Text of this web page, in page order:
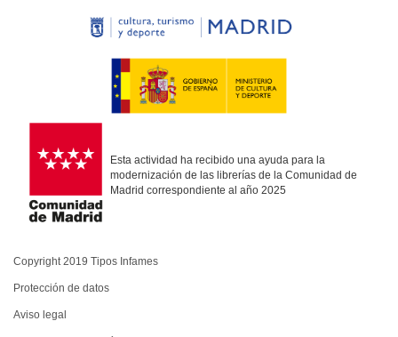
Esta actividad ha recibido una ayuda para la
modernización de las librerías de la Comunidad de
Madrid correspondiente al año 2025
Copyright 2019 Tipos Infames
Protección de datos
Aviso legal